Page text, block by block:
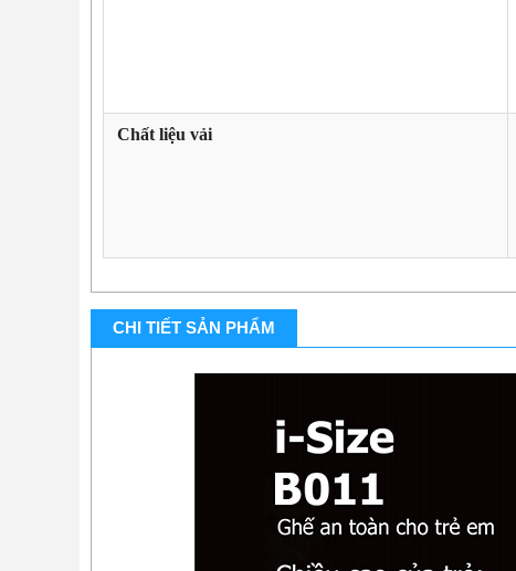
Chất liệu vải
CHI TIẾT SẢN PHẨM